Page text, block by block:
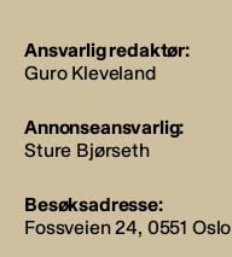
Ansvarlig redaktør:
Guro Kleveland
Annonseansvarlig:
Sture Bjørseth
Besøksadresse:
Fossveien 24, 0551 Oslo